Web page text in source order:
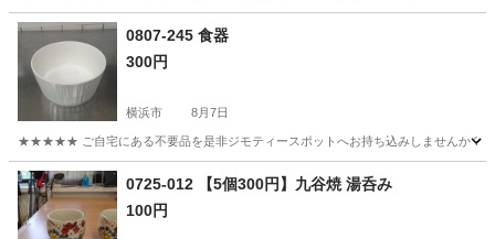
神奈川 大和市 高座渋谷駅
0807-245 食器
300円
横浜市 8月7日
★★★★★ ご自宅にある不要品を是非ジモティースポットへお持ち込みしませんか？
神奈川 横浜市 現地
0725-012 【5個300円】九谷焼 湯呑み
100円